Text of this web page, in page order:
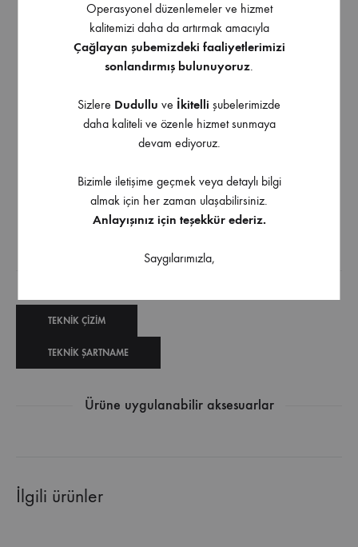
Menteşeli düşer kapaklı dolaplarla kullanıma
uygundur.
Kapak bağlantı parçaları üzerine asılarak kullanılır.
Sepet arka yüksekliği, kapak açıldığında modül üst
paneline çarpmayacak şekilde tasarlanmıştır.
Sepet,kapak açıldığında dışarı çıkarak kullanım
kolaylığı sağlar.
7 farklı modül genişliğine uygun sepetler KROM renk
ve ANTRASİT kaplamalı olarak üretilmiştir
İndirilebilir İçerik
TEKNIK ÇIZIM
TEKNIK ŞARTNAME
Ürüne uygulanabilir aksesuarlar
İlgili ürünler
Operasyonel düzenlemeler ve hizmet
kalitemizi daha da artırmak amacıyla
Çağlayan şubemizdeki faaliyetlerimizi
sonlandırmış bulunuyoruz.
Sizlere Dudullu ve İkitelli şubelerimizde
daha kaliteli ve özenle hizmet sunmaya
devam ediyoruz.
Bizimle iletişime geçmek veya detaylı bilgi
almak için her zaman ulaşabilirsiniz.
Anlayışınız için teşekkür ederiz.
Saygılarımızla,